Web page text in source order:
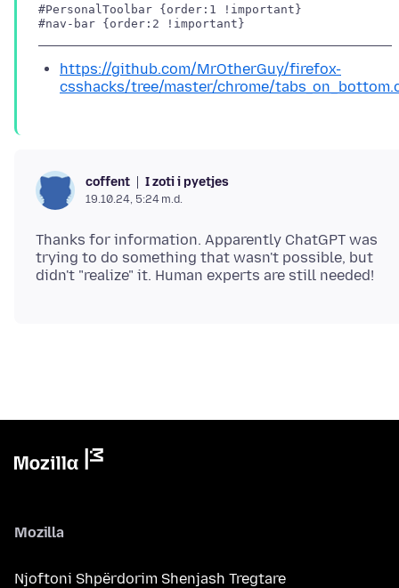
#PersonalToolbar {order:1 !important}
https://github.com/MrOtherGuy/firefox-
csshacks/tree/master/chrome/
coffent I zoti i pyetjes
19.10.24, 5:24 m.d.
Thanks for information. Apparently ChatGPT was
trying to do something that wasn't possible, but
Mozilla
Njoftoni Shpërdorim Shenjash Tregtare